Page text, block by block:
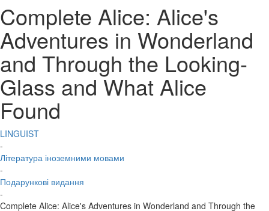
Complete Alice: Alice's
Adventures in Wonderland
and Through the Looking-
Glass and What Alice
Found
LINGUIST
-
Література іноземними мовами
-
Подарункові видання
-
Complete Alice: Alice's Adventures in Wonderland and Through the